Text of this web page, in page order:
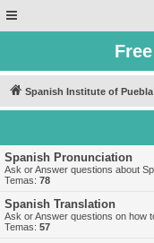
Spanish Institute of Puebla
Spanish Pronunciation
Ask or Answer questions about
Temas: 78
Spanish Translation
Ask or Answer questions on how
Temas: 57